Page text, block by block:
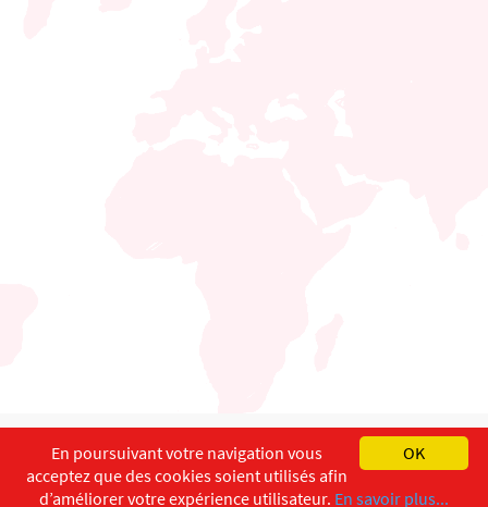
English Français
Copyright ©ISEC-AdW Aspects légaux
OK
En poursuivant votre navigation vous
acceptez que des cookies soient utilisés afin
d’améliorer votre expérience utilisateur. En savoir plus...